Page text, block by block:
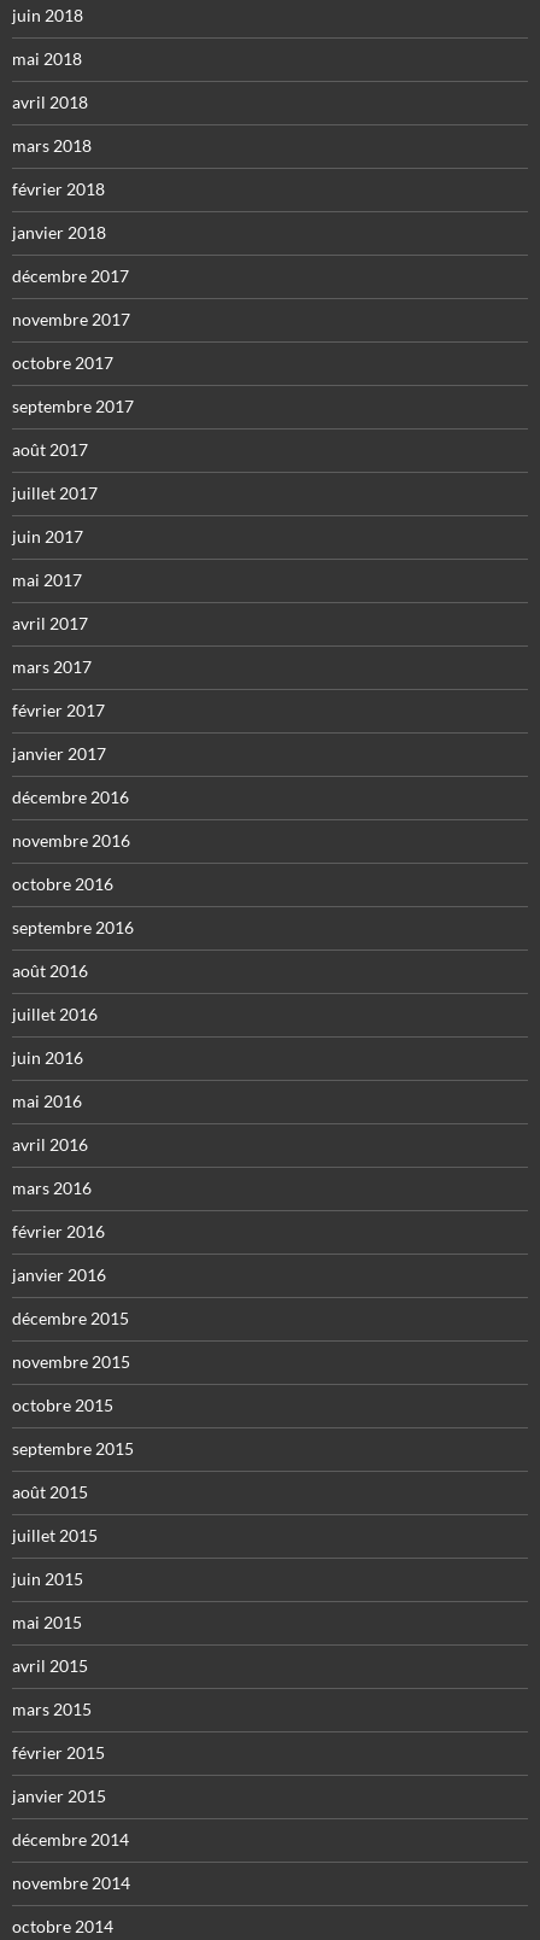
juin 2018
mai 2018
avril 2018
mars 2018
février 2018
janvier 2018
décembre 2017
novembre 2017
octobre 2017
septembre 2017
août 2017
juillet 2017
juin 2017
mai 2017
avril 2017
mars 2017
février 2017
janvier 2017
décembre 2016
novembre 2016
octobre 2016
septembre 2016
août 2016
juillet 2016
juin 2016
mai 2016
avril 2016
mars 2016
février 2016
janvier 2016
décembre 2015
novembre 2015
octobre 2015
septembre 2015
août 2015
juillet 2015
juin 2015
mai 2015
avril 2015
mars 2015
février 2015
janvier 2015
décembre 2014
novembre 2014
octobre 2014